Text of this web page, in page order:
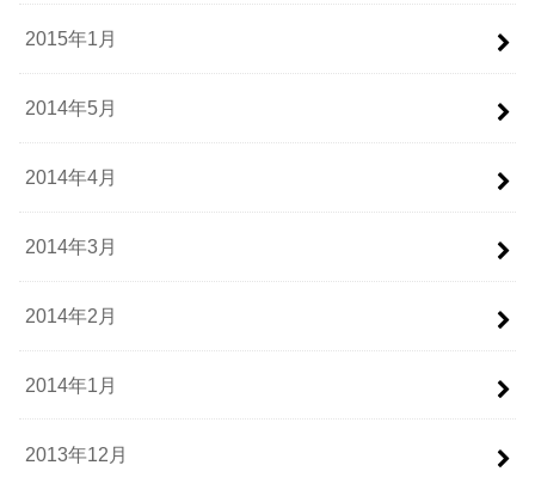
2015年1月
2014年5月
2014年4月
2014年3月
2014年2月
2014年1月
2013年12月